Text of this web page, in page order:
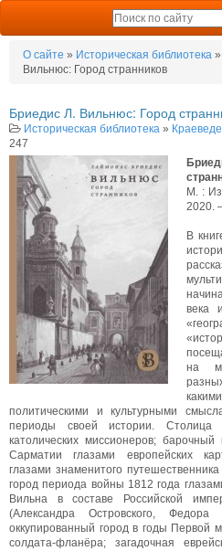
О сайте » Историческая библиотека »
Вильнюс: Город странников
Бриедис Л. Вильнюс: Город
Историческая библиотека »
247
М. :
2020.
В
века
на
политическими и культурными
периоды своей истории. Столица
католических миссионеров;
Сарматии глазами европейских
глазами знаменитого
город периода войны 1812 года
Вильна в составе Российской
(Александра Островского, Федора
оккупированный город в годы Первой
солдата-фланёра; загадочная